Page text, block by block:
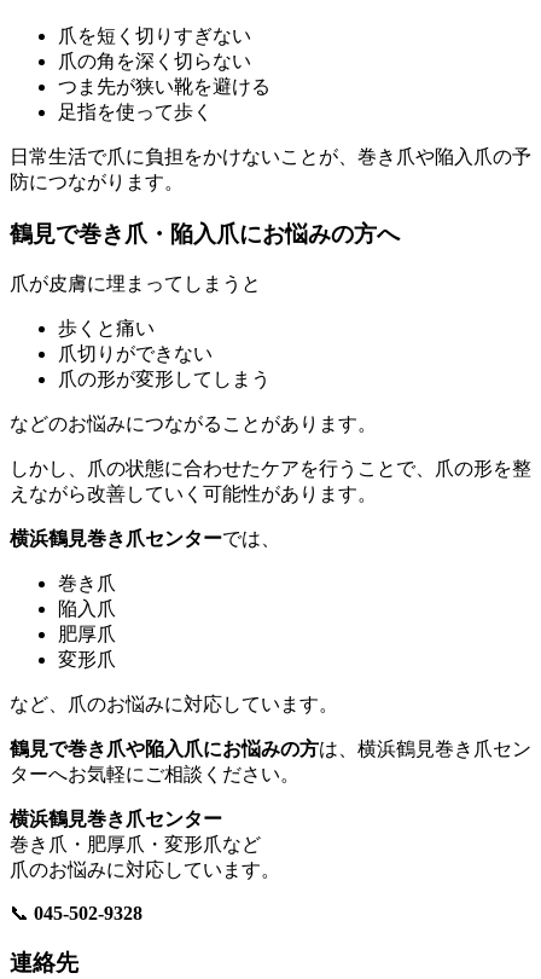
爪を短く切りすぎない
爪の角を深く切らない
つま先が狭い靴を避ける
足指を使って歩く
日常生活で爪に負担をかけないことが、巻き爪や陥入爪の予
防につながります。
鶴見で巻き爪・陥入爪にお悩みの方へ
爪が皮膚に埋まってしまうと
歩くと痛い
爪切りができない
爪の形が変形してしまう
などのお悩みにつながることがあります。
しかし、爪の状態に合わせたケアを行うことで、爪の形を整
えながら改善していく可能性があります。
横浜鶴見巻き爪センターでは、
巻き爪
陥入爪
肥厚爪
変形爪
など、爪のお悩みに対応しています。
鶴見で巻き爪や陥入爪にお悩みの方は、横浜鶴見巻き爪セン
ターへお気軽にご相談ください。
横浜鶴見巻き爪センター
巻き爪・肥厚爪・変形爪など
爪のお悩みに対応しています。
📞 045-502-9328
連絡先